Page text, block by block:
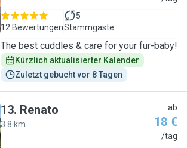
12 Bewertungen
5
Stammgäste
The best cuddles & care for your fur-baby!
Kürzlich aktualisierter Kalender
Zuletzt gebucht vor 8 Tagen
13. Renato
3.8 km
ab
18 €
/tag